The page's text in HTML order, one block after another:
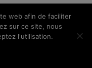
web afin de faciliter
sur ce site, nous
l'utilisation.